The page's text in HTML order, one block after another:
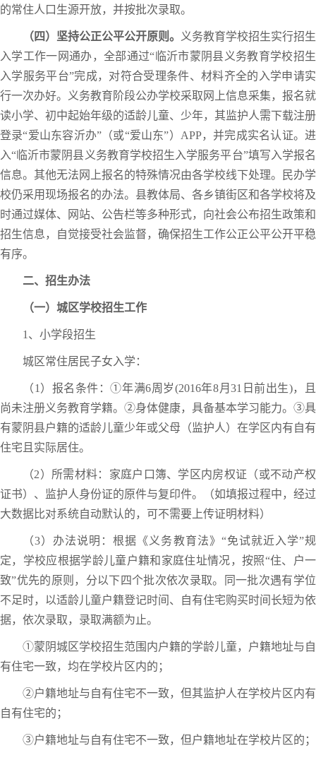
的常住人口生源开放，并按批次录取。
（四）坚持公正公平公开原则。
义务教育学校招生实行招生
入学工作一网通办，全部通过“临沂市蒙阴县义务教育学校招生
入学服务平台”完成，对符合受理条件、材料齐全的入学申请实
行一次办好。义务教育阶段公办学校采取网上信息采集，报名就
读小学、初中起始年级的适龄儿童、少年，其监护人需下载注册
登录“爱山东容沂办”（或“爱山东”）APP，并完成实名认证。进
入“临沂市蒙阴县义务教育学校招生入学服务平台”填写入学报名
信息。其他无法网上报名的特殊情况由各学校线下处理。民办学
校仍采用现场报名的办法。县教体局、各乡镇街区和各学校将及
时通过媒体、网站、公告栏等多种形式，向社会公布招生政策和
招生信息，自觉接受社会监督，确保招生工作公正公平公开平稳
有序。
二、招生办法
（一）城区学校招生工作
1、小学段招生
城区常住居民子女入学：
（1）报名条件：①年满6周岁(2016年8月31日前出生)，且
尚未注册义务教育学籍。②身体健康，具备基本学习能力。③具
有蒙阴县户籍的适龄儿童少年或父母（监护人）在学区内有自有
住宅且实际居住。
（2）所需材料：家庭户口簿、学区内房权证（或不动产权
证书）、监护人身份证的原件与复印件。（如填报过程中，经过
大数据比对系统自动默认的，可不需要上传证明材料）
（3）办法说明：根据《义务教育法》“免试就近入学”规
定，学校应根据学龄儿童户籍和家庭住址情况，按照“住、户一
致”优先的原则，分以下四个批次依次录取。同一批次遇有学位
不足时，以适龄儿童户籍登记时间、自有住宅购买时间长短为依
据，依次录取，录取满额为止。
①蒙阴城区学校招生范围内户籍的学龄儿童，户籍地址与自
有住宅一致，均在学校片区内的；
②户籍地址与自有住宅不一致，但其监护人在学校片区内有
自有住宅的；
③户籍地址与自有住宅不一致，但户籍地址在学校片区的；